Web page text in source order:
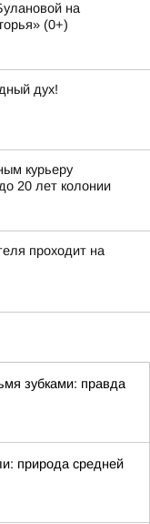
на
(0+)
дух!
курьеру
20 лет колонии
проходит на
зубками: правда
природа средней